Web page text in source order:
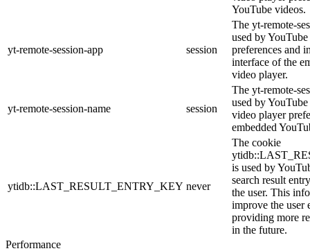
YouTube videos.
yt-remote-session-app session
The yt-remote-
used by
preferences and
interface of the
video player.
yt-remote-session-name session
The yt-remote-
used by
video player
embedded
ytidb::LAST_RESULT_ENTRY_KEY never
The cookie
is used by
search result
the user. This
improve the user
providing more
in the future.
Performance